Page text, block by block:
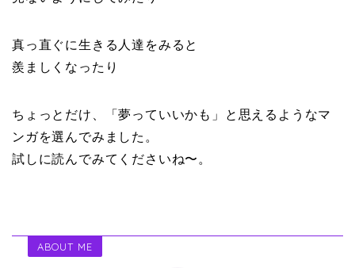
真っ直ぐに生きる人達をみると
羨ましくなったり
ちょっとだけ、「夢っていいかも」と思えるようなマ
ンガを選んでみました。
試しに読んでみてくださいね〜。
ABOUT ME